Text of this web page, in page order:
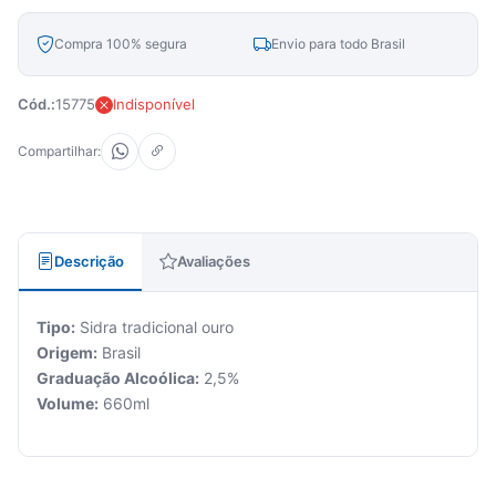
Compra 100% segura Envio para todo Brasil
Cód.:15775 Indisponível
Compartilhar:
Descrição Avaliações
Tipo: Sidra tradicional ouro
Origem: Brasil
Graduação Alcoólica: 2,5%
Volume: 660ml